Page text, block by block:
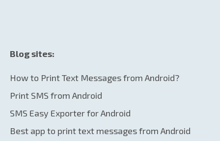
Blog sites:
How to Print Text Messages from Android?
Print SMS from Android
SMS Easy Exporter for Android
Best app to print text messages from Android